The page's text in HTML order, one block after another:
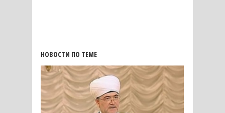
НОВОСТИ ПО ТЕМЕ